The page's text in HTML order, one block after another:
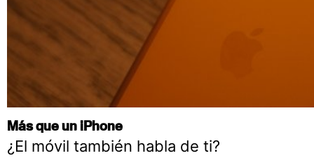
Más que un iPhone
¿El móvil también habla de ti?